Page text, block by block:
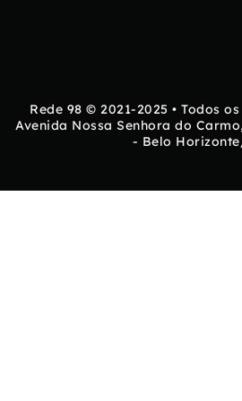
Rede 98 © 2021-2025 • Todos
Avenida Nossa Senhora do
- Belo